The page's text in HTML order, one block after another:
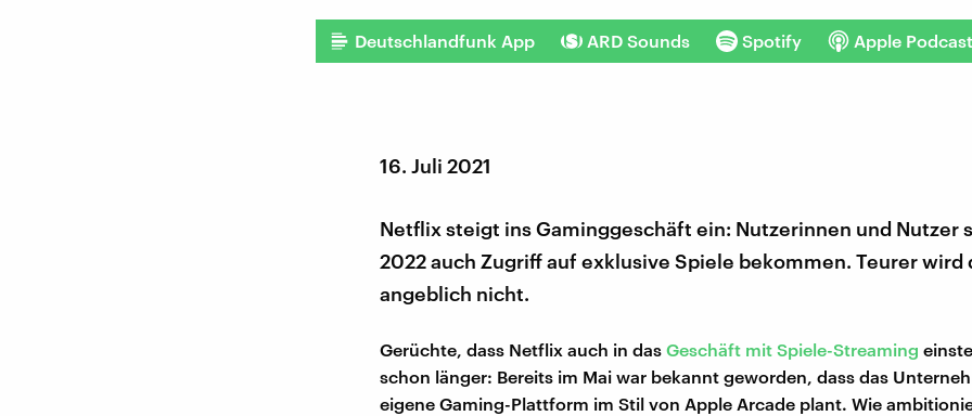
Deutschlandfunk App ARD Sounds Spotify Apple
16. Juli 2021
Netflix steigt ins Gaminggeschäft ein: Nutzerinnen und Nutzer
2022 auch Zugriff auf exklusive Spiele bekommen. Teurer wird
angeblich nicht.
Gerüchte, dass Netflix auch in das Geschäft mit Spiele-Streaming
schon länger: Bereits im Mai war bekannt geworden, dass das
eigene Gaming-Plattform im Stil von Apple Arcade plant. Wie